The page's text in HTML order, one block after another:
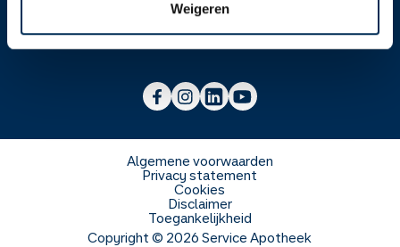
Weigeren
Over Mosadex
Franchise informatie
Werken bij het hoofdkantoor
Wetenschap en onderzoek
Voorlichting scholen
Algemene voorwaarden
Privacy statement
Cookies
Disclaimer
Toegankelijkheid
Copyright © 2026 Service Apotheek